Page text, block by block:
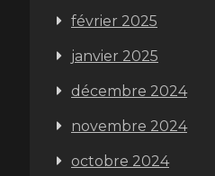
février 2025
janvier 2025
décembre 2024
novembre 2024
octobre 2024